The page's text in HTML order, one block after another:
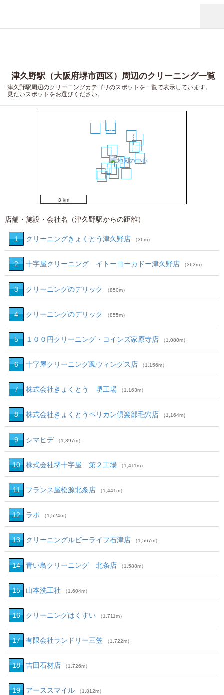
津久野駅（大阪府堺市西区）周辺のクリーニング一覧
津久野駅周辺のクリーニングカテゴリのスポットを一覧で表示しています。
見たいスポットをお選びください。
1
3
45
6 7
8
9
10
11
12
13
14
15
16
19
20
3 km
店舗・施設・会社名（津久野駅からの距離）
1 クリーニングきょくとう津久野店 （36m）
2 十字屋クリーニング イトーヨーカドー津久野店 （363m）
3 クリーニングのデリック （850m）
4 クリーニングのデリック （855m）
5 １００円クリーニング・コインズ家原寺店 （1,080m）
6 十字屋クリーニング鳳ウィングス店 （1,156m）
7 株式会社きょくとう 堺工場 （1,163m）
8 株式会社きょくとうペリカン倶楽部毛穴店 （1,164m）
9 シマヒデ （1,397m）
10 株式会社堺十字屋 第２工場 （1,411m）
11 フランス屋松源北条店 （1,441m）
12 ラボ （1,524m）
13 クリーニングルビーライフ石津店 （1,567m）
14 青い鳥クリーニング 北条店 （1,588m）
15 山本洗工社 （1,604m）
16 クリーニングはくすい （1,711m）
17 有限会社ランドリー三笠 （1,722m）
18 吉田石材店 （1,726m）
19 アーススマイル （1,812m）